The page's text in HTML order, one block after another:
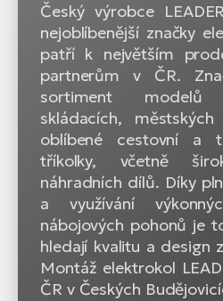
Český výrobce
nejoblíbenější značky
patří k největším
partnerům v ČR.
sortiment
skládacích,
oblíbené cestovní a
tříkolky, včetně
náhradních dílů. Díky
a využívání
nábojových pohonů je
hledají kvalitu a design
Montáž elektrokol
ČR v Českých